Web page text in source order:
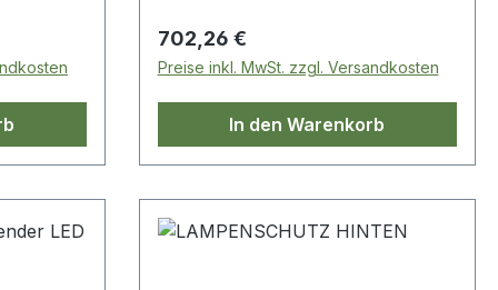
Regulärer Preis:
702,26 €
Preise inkl. MwSt. zzgl. Versandkosten
In den Warenkorb